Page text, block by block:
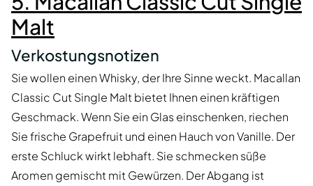
Malt
Verkostungsnotizen
Sie wollen einen Whisky, der Ihre Sinne weckt. Macallan
Classic Cut Single Malt bietet Ihnen einen kräftigen
Geschmack. Wenn Sie ein Glas einschenken, riechen
Sie frische Grapefruit und einen Hauch von Vanille. Der
erste Schluck wirkt lebhaft. Sie schmecken süße
Aromen gemischt mit Gewürzen. Der Abgang ist